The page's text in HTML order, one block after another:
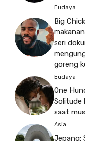
Budaya
Big
seri
goreng
Budaya
One
Solitude
saat
Asia
Jepang: